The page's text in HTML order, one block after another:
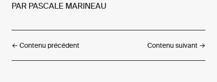
PAR PASCALE MARINEAU
← Contenu précédent Contenu suivant →